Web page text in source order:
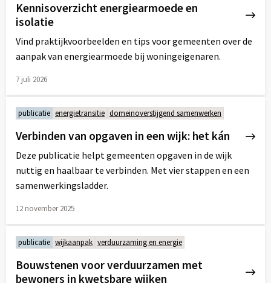
Kennisoverzicht energiearmoede en
isolatie
Vind praktijkvoorbeelden en tips voor gemeenten over de
aanpak van energiearmoede bij woningeigenaren.
7 juli 2026
meer
over
publicatie energietransitie domeinoverstijgend samenwerken
Verbinden van opgaven in een wijk: het kán
Deze publicatie helpt gemeenten opgaven in de wijk
nuttig en haalbaar te verbinden. Met vier stappen en een
samenwerkingsladder.
12 november 2025
meer
over
publicatie wijkaanpak verduurzaming en energie
Bouwstenen voor verduurzamen met
bewoners in kwetsbare wijken